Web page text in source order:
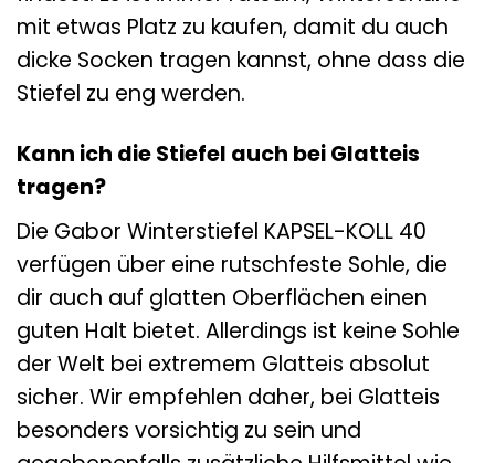
mit etwas Platz zu kaufen, damit du auch
dicke Socken tragen kannst, ohne dass die
Stiefel zu eng werden.
Kann ich die Stiefel auch bei Glatteis
tragen?
Die Gabor Winterstiefel KAPSEL-KOLL 40
verfügen über eine rutschfeste Sohle, die
dir auch auf glatten Oberflächen einen
guten Halt bietet. Allerdings ist keine Sohle
der Welt bei extremem Glatteis absolut
sicher. Wir empfehlen daher, bei Glatteis
besonders vorsichtig zu sein und